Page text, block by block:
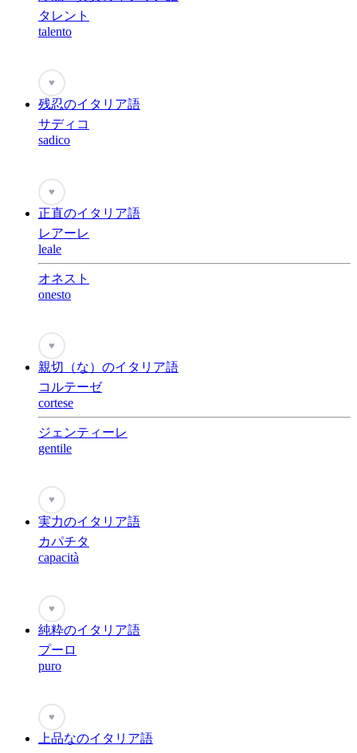
タレント
talento
♥
残忍のイタリア語
サディコ
sadico
♥
正直のイタリア語
レアーレ
leale
オネスト
onesto
♥
親切（な）のイタリア語
コルテーゼ
cortese
ジェンティーレ
gentile
♥
実力のイタリア語
カパチタ
capacità
♥
純粋のイタリア語
プーロ
puro
♥
上品なのイタリア語